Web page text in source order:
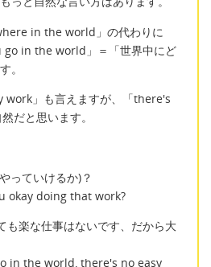
in the world」の代わりに
go in the world」＝「世界中にど
。
」も言えますが、「there's
だと思います。
っていけるか)？
okay doing that work?
も楽な仕事はないです、だから大
in the world, there's no easy